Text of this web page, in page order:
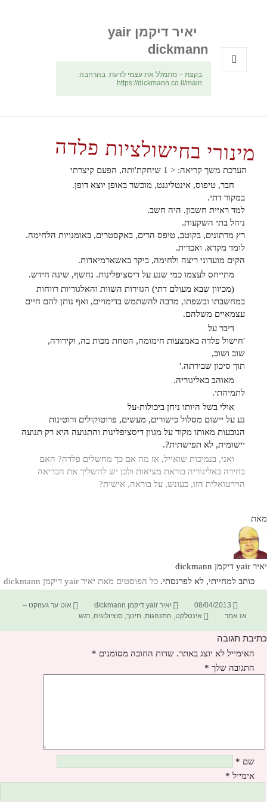
יאיר דיקמן yair
dickmann
בקצת – מתמלל את עצמי לדעת. בהרחבה:
https://dickmann.co.il/main
מינורי בחישולציות פלדה
הערכת משך קריאה: < 1
שיחקת'ותה, הפעם קיצרתי
חבר, טיפוס, אינטליגנט, מוכשר באופן יוצא דופן.
במקור דתי.
למד ראיית חשבון. היה חשב.
ניהל בתי השקעות.
רץ מרתונים, בקוטב, טיפס הרים, באקסטרים, באומנויות הלחימה.
לומד מקרא. ואכדית.
הקים מועדוני ריצה ולחימה, ביקר באשארמיאדות.
מתייחס לעצמו כמי שנע על דיסציפלינות. נחשף, שינה חידש.
(מכיוון שבא מעולם דתי) הגזירות השוות והאלגוריות רווחות
במחשבתו ובשפתו, מרבה להשתמש בדימויים, ואף נותן להם חיים
עצמאיים משלהם.
דיבר על
'חישול פלדה באמצעות חימומה, הטחת מכות בה, וקירורה,
שוב ושוב,
תוך סיכון שבירתה.'
מאוהב באליגוריה.
לתמיהתי.
אולי בשל היותו ניחן ביכולות-על
נע על יישום מסלול כישורים, מעשים, פרוטוקולים ורוטינות
הנובעות מאותו מקור על מגוון דיסציפלינות והתנועה היא רק תנועה
יישומית, לא תפישתית?.
ואני, בנמיכות שואייל, אז מה אם כך מחשלים פלדה? האם
בחירה באליגוריה בוראת מציאות ולכן יש להשליך את הבריאה
הוירטואלית הזו, כעונש, על בוראה, אישית?
מאת
יאיר yair דיקמן dickmann
כותב למחייתי, לא לפרנסתי. כל הפוסטים מאת יאיר yair דיקמן dickmann‏
פורסם
בתאריך
08/04/2013 מחבר
יאיר yair דיקמן dickmann קטגוריות
אוט ער געזוקט –
אז אמר
תגיות
אינטלקט, התנהגות, חינוך,סוציולוגיה,רגש
כתיבת תגובה
האימייל לא יוצג באתר. שדות החובה מסומנים *
התגובה שלך *
שם *
אימייל *